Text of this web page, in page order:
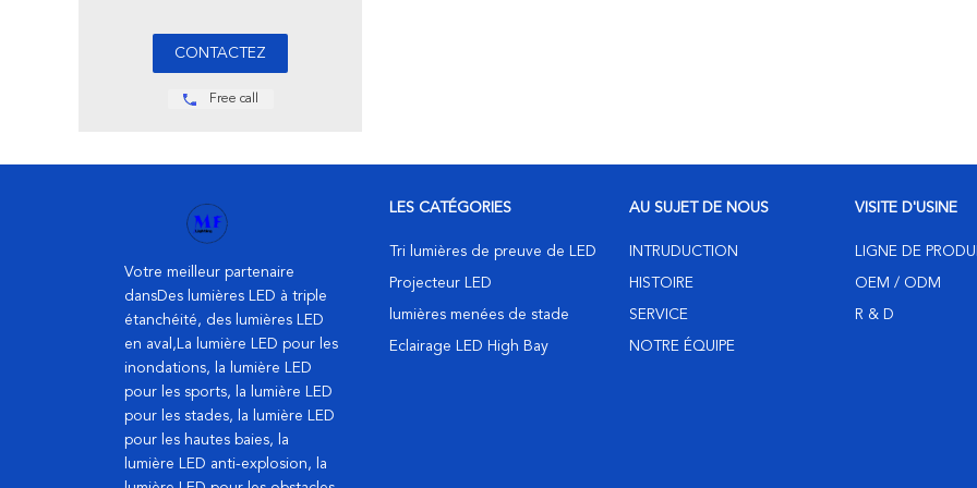
Free call
Votre meilleur partenaire
dansDes lumières LED à triple
étanchéité, des lumières LED
en aval,La lumière LED pour les
inondations, la lumière LED
pour les sports, la lumière LED
pour les stades, la lumière LED
pour les hautes baies, la
lumière LED anti-explosion, la
LES CATÉGORIES
Tri lumières de preuve de LED
Projecteur LED
lumières menées de stade
Eclairage LED High Bay
AU SUJET DE NOUS
INTRUDUCTION
HISTOIRE
SERVICE
NOTRE ÉQUIPE
VISITE D'USINE
LIGNE DE
OEM / ODM
R & D